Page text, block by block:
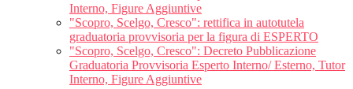
Interno, Figure Aggiuntive
"Scopro, Scelgo, Cresco": rettifica in autotutela
graduatoria provvisoria per la figura di ESPERTO
"Scopro, Scelgo, Cresco": Decreto Pubblicazione
Graduatoria Provvisoria Esperto Interno/ Esterno, Tutor
Interno, Figure Aggiuntive